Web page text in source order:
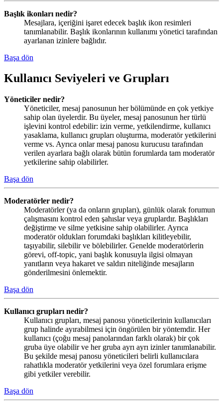
Başlık ikonları nedir?
Mesajlara, içeriğini işaret edecek başlık ikon resimleri
tanımlanabilir. Başlık ikonlarının kullanımı yönetici tarafından
ayarlanan izinlere bağlıdır.
Başa dön
Kullanıcı Seviyeleri ve Grupları
Yöneticiler nedir?
Yöneticiler, mesaj panosunun her bölümünde en çok yetkiye
sahip olan üyelerdir. Bu üyeler, mesaj panosunun her türlü
işlevini kontrol edebilir: izin verme, yetkilendirme, kullanıcı
yasaklama, kullanıcı grupları oluşturma, moderatör yetkilerini
verme vs. Ayrıca onlar mesaj panosu kurucusu tarafından
verilen ayarlara bağlı olarak bütün forumlarda tam moderatör
yetkilerine sahip olabilirler.
Başa dön
Moderatörler nedir?
Moderatörler (ya da onların grupları), günlük olarak forumun
çalışmasını kontrol eden şahıslar veya gruplardır. Başlıkları
değiştirme ve silme yetkisine sahip olabilirler. Ayrıca
moderatör oldukları forumdaki başlıkları kilitleyebilir,
taşıyabilir, silebilir ve bölebilirler. Genelde moderatörlerin
görevi, off-topic, yani başlık konusuyla ilgisi olmayan
yanıtların veya hakaret ve saldırı niteliğinde mesajların
gönderilmesini önlemektir.
Başa dön
Kullanıcı grupları nedir?
Kullanıcı grupları, mesaj panosu yöneticilerinin kullanıcıları
grup halinde ayırabilmesi için öngörülen bir yöntemdir. Her
kullanıcı (çoğu mesaj panolarından farklı olarak) bir çok
gruba üye olabilir ve her gruba ayrı ayrı izinler tanımlanabilir.
Bu şekilde mesaj panosu yöneticileri belirli kullanıcılara
rahatlıkla moderatör yetkilerini veya özel forumlara erişme
gibi yetkiler verebilir.
Başa dön